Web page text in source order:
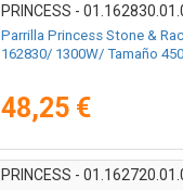
PRINCESS -
Parrilla Princess Stone &
162830/ 1300W/ Tamaño
48,25 €
PRINCESS -